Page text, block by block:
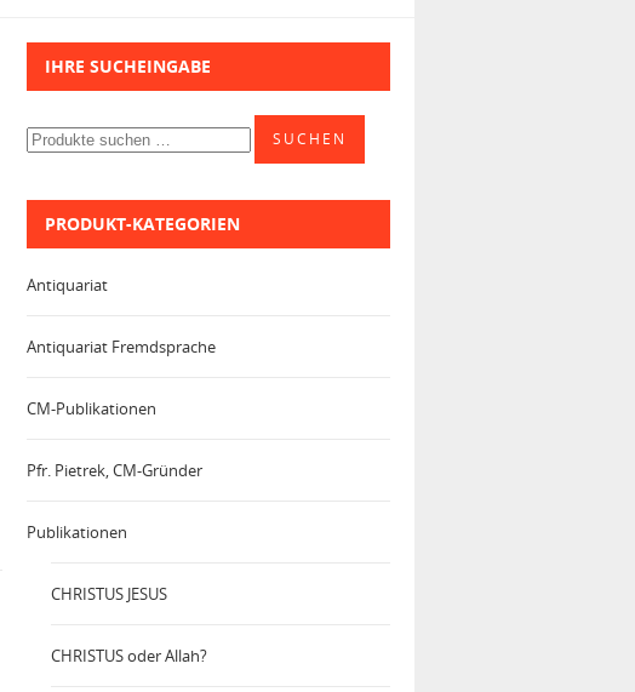
IHRE SUCHEINGABE
Suchen
nach:
SUCHEN
PRODUKT-KATEGORIEN
Antiquariat
Antiquariat Fremdsprache
CM-Publikationen
Pfr. Pietrek, CM-Gründer
Publikationen
CHRISTUS JESUS
CHRISTUS oder Allah?